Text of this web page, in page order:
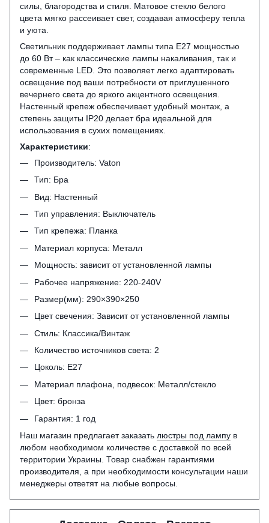
силы, благородства и стиля. Матовое стекло белого
цвета мягко рассеивает свет, создавая атмосферу тепла
и уюта.
Светильник поддерживает лампы типа E27 мощностью
до 60 Вт – как классические лампы накаливания, так и
современные LED. Это позволяет легко адаптировать
освещение под ваши потребности от приглушенного
вечернего света до яркого акцентного освещения.
Настенный крепеж обеспечивает удобный монтаж, а
степень защиты IP20 делает бра идеальной для
использования в сухих помещениях.
Характеристики:
Производитель: Vaton
Тип: Бра
Вид: Настенный
Тип управления: Выключатель
Тип крепежа: Планка
Материал корпуса: Металл
Мощность: зависит от установленной лампы
Рабочее напряжение: 220-240V
Размер(мм): 290×390×250
Цвет свечения: Зависит от установленной лампы
Стиль: Классика/Винтаж
Количество источников света: 2
Цоколь: Е27
Материал плафона, подвесок: Металл/стекло
Цвет: бронза
Гарантия: 1 год
Наш магазин предлагает заказать люстры под лампу в
любом необходимом количестве с доставкой по всей
территории Украины. Товар снабжен гарантиями
производителя, а при необходимости консультации наши
менеджеры ответят на любые вопросы.